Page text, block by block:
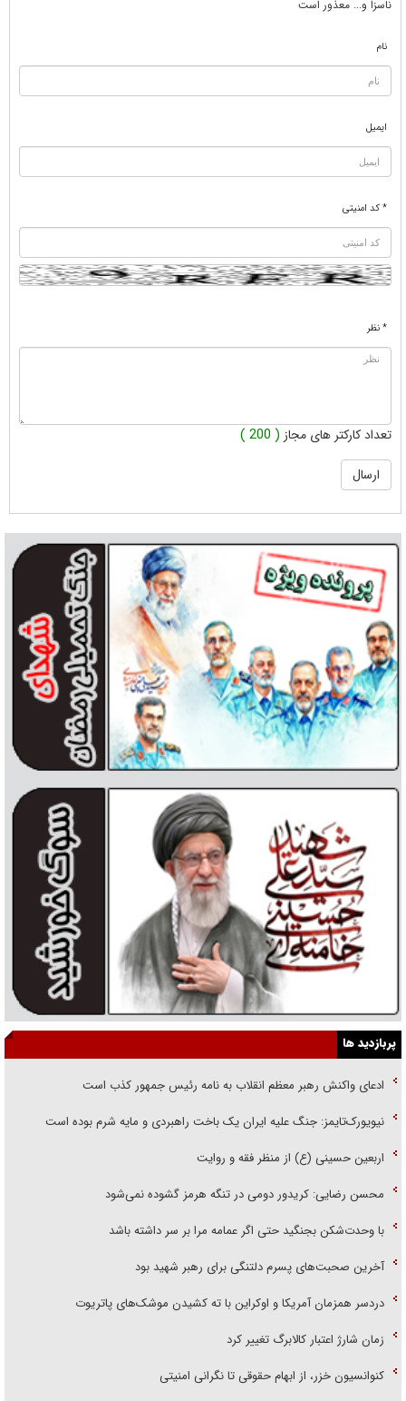
ناسزا و... معذور است
نام
ایمیل
* کد امنیتی
* نظر
تعداد کارکتر های مجاز ( 200 )
پربازدید ها
ادعای واکنش رهبر معظم انقلاب به نامه رئیس جمهور کذب است
نیویورک‌تایمز: جنگ علیه ایران یک باخت راهبردی و مایه شرم بوده است
اربعین حسینی (ع) از منظر فقه و روایت
محسن رضایی: کریدور دومی در تنگه هرمز گشوده نمی‌شود
با وحدت‌شکن بجنگید حتی اگر عمامه مرا بر سر داشته باشد
آخرین صحبت‌های پسرم دلتنگی برای رهبر شهید بود
دردسر همزمان آمریکا و اوکراین با ته کشیدن موشک‌های پاتریوت
زمان شارژ اعتبار کالابرگ تغییر کرد
کنوانسیون خزر، از ابهام حقوقی تا نگرانی امنیتی